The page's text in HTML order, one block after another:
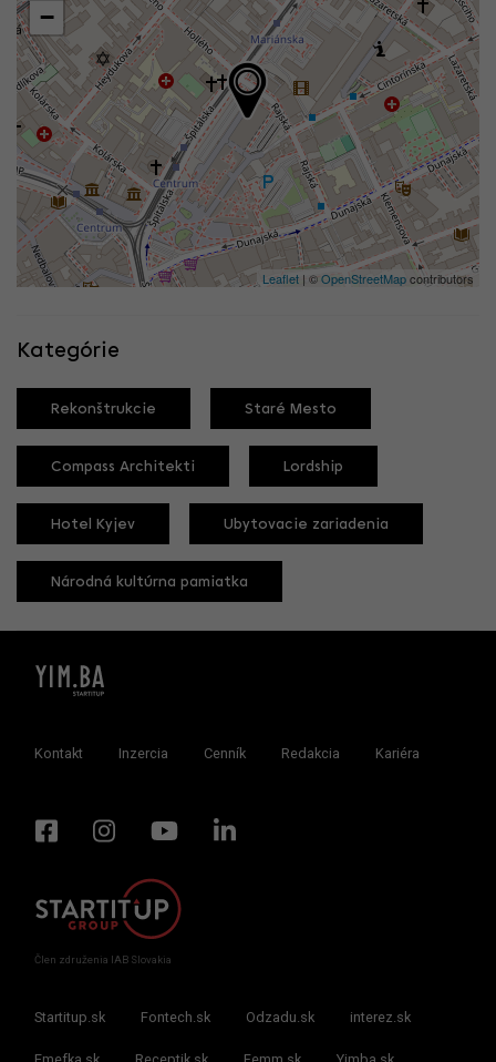
−
Leaflet | ©OpenStreetMapcontributors
Kategórie
Rekonštrukcie Staré Mesto
Compass Architekti Lordship
Hotel Kyjev Ubytovacie zariadenia
Národná kultúrna pamiatka
Kontakt Inzercia Cenník Redakcia Kariéra
Člen združenia IAB Slovakia
Startitup.sk Fontech.sk Odzadu.sk interez.sk